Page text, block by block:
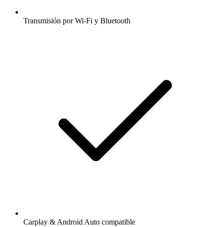
Transmisión por Wi-Fi y Bluetooth
Carplay & Android Auto compatible